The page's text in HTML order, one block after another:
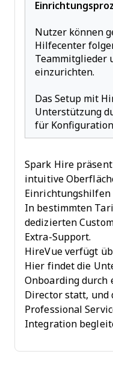
Nutzer können
Hilfecenter
Teammitglieder
einzurichten.
Das Setup mit
Unterstützung
für
Spark Hire
intuitive
Einrichtungshilfen
In bestimmten
dedizierten
Extra-Support.
HireVue verfügt
Hier findet die
Onboarding durch
Director statt, und
Professional
Integration